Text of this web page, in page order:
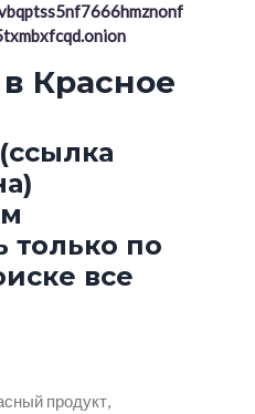
Красное
только по
все
продукт,